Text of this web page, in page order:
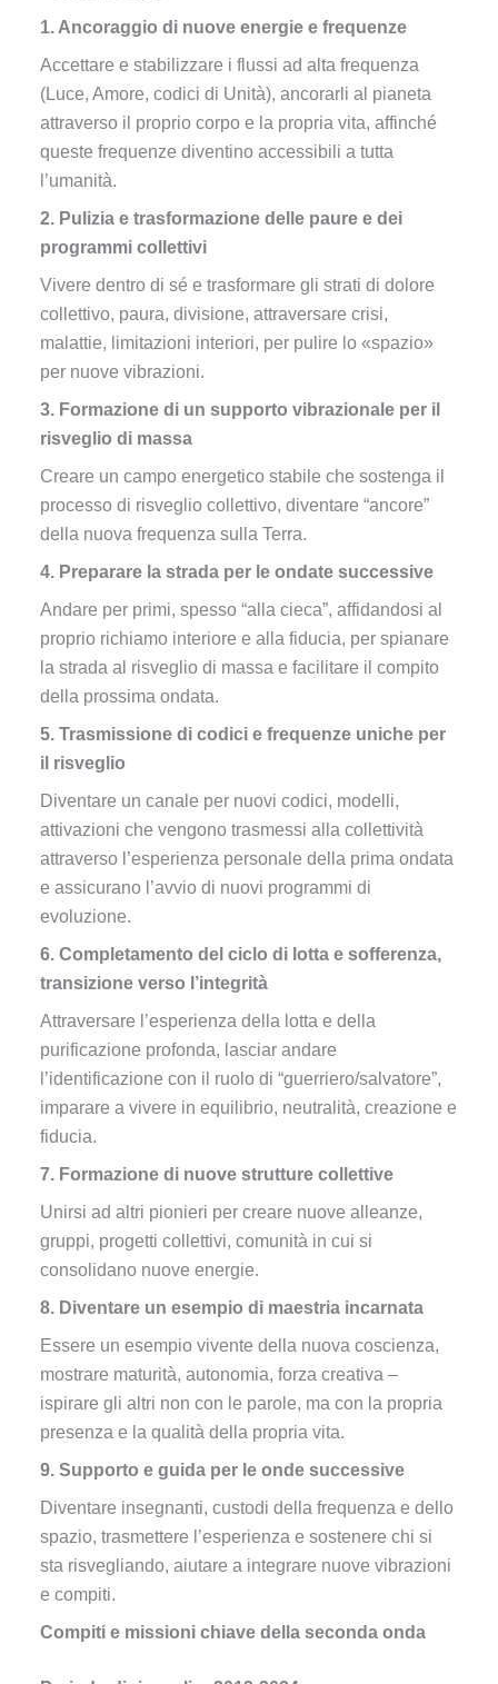
1. Ancoraggio di nuove energie e frequenze
Accettare e stabilizzare i flussi ad alta frequenza
(Luce, Amore, codici di Unità), ancorarli al pianeta
attraverso il proprio corpo e la propria vita, affinché
queste frequenze diventino accessibili a tutta
l’umanità.
2. Pulizia e trasformazione delle paure e dei
programmi collettivi
Vivere dentro di sé e trasformare gli strati di dolore
collettivo, paura, divisione, attraversare crisi,
malattie, limitazioni interiori, per pulire lo «spazio»
per nuove vibrazioni.
3. Formazione di un supporto vibrazionale per il
risveglio di massa
Creare un campo energetico stabile che sostenga il
processo di risveglio collettivo, diventare “ancore”
della nuova frequenza sulla Terra.
4. Preparare la strada per le ondate successive
Andare per primi, spesso “alla cieca”, affidandosi al
proprio richiamo interiore e alla fiducia, per spianare
la strada al risveglio di massa e facilitare il compito
della prossima ondata.
5. Trasmissione di codici e frequenze uniche per
il risveglio
Diventare un canale per nuovi codici, modelli,
attivazioni che vengono trasmessi alla collettività
attraverso l’esperienza personale della prima ondata
e assicurano l’avvio di nuovi programmi di
evoluzione.
6. Completamento del ciclo di lotta e sofferenza,
transizione verso l’integrità
Attraversare l’esperienza della lotta e della
purificazione profonda, lasciar andare
l’identificazione con il ruolo di “guerriero/salvatore”,
imparare a vivere in equilibrio, neutralità, creazione e
fiducia.
7. Formazione di nuove strutture collettive
Unirsi ad altri pionieri per creare nuove alleanze,
gruppi, progetti collettivi, comunità in cui si
consolidano nuove energie.
8. Diventare un esempio di maestria incarnata
Essere un esempio vivente della nuova coscienza,
mostrare maturità, autonomia, forza creativa –
ispirare gli altri non con le parole, ma con la propria
presenza e la qualità della propria vita.
9. Supporto e guida per le onde successive
Diventare insegnanti, custodi della frequenza e dello
spazio, trasmettere l’esperienza e sostenere chi si
sta risvegliando, aiutare a integrare nuove vibrazioni
e compiti.
Compiti e missioni chiave della seconda onda